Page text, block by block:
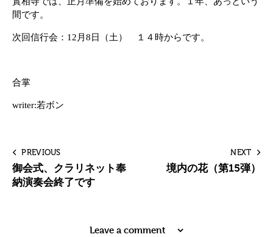
間です。
次回信行会：12月8日（土） １４時からです。
合掌
writer:若ボン
PREVIOUS
御会式、クラリネット奉
納演奏会終了です
NEXT
境内の花（第15弾）
Leave a comment